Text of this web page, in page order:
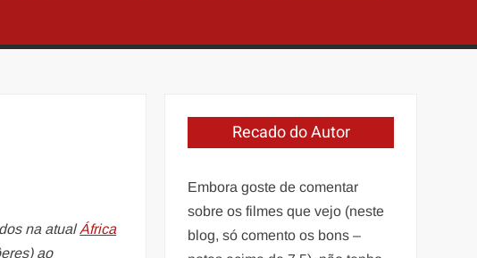
na atualÁfrica
ao
Recado do Autor
Embora goste de comentar
sobre os filmes que vejo (neste
blog, só comento os bons –